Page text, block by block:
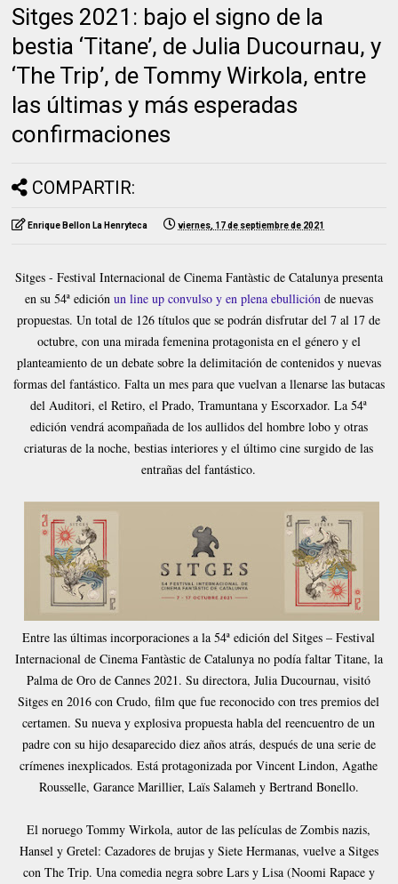
Sitges 2021: bajo el signo de la
bestia ‘Titane’, de Julia Ducournau, y
‘The Trip’, de Tommy Wirkola, entre
las últimas y más esperadas
confirmaciones
COMPARTIR:
Enrique Bellon La Henryteca viernes, 17 de septiembre de 2021
Sitges - Festival Internacional de Cinema Fantàstic de Catalunya presenta
en su 54ª ediciónun line up convulso y en plena ebullición de nuevas
propuestas. Un total de 126 títulos que se podrán disfrutar del 7 al 17 de
octubre, con una mirada femenina protagonista en el género y el
planteamiento de un debate sobre la delimitación de contenidos y nuevas
formas del fantástico. Falta un mes para que vuelvan a llenarse las butacas
del Auditori, el Retiro, el Prado, Tramuntana y Escorxador. La 54ª
edición vendrá acompañada de los aullidos del hombre lobo y otras
criaturas de la noche, bestias interiores y el último cine surgido de las
entrañas del fantástico.
Entre las últimas incorporaciones a la 54ª edición del Sitges – Festival
Internacional de Cinema Fantàstic de Catalunya no podía faltar Titane, la
Palma de Oro de Cannes 2021. Su directora, Julia Ducournau, visitó
Sitges en 2016 con Crudo, film que fue reconocido con tres premios del
certamen. Su nueva y explosiva propuesta habla del reencuentro de un
padre con su hijo desaparecido diez años atrás, después de una serie de
crímenes inexplicados. Está protagonizada por Vincent Lindon, Agathe
Rousselle, Garance Marillier, Laïs Salameh y Bertrand Bonello.
El noruego Tommy Wirkola, autor de las películas de Zombis nazis,
Hansel y Gretel: Cazadores de brujas y Siete Hermanas, vuelve a Sitges
con The Trip. Una comedia negra sobre Lars y Lisa (Noomi Rapace y